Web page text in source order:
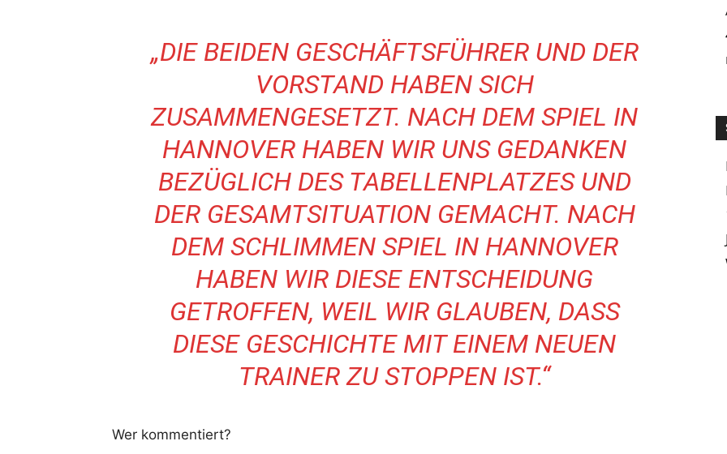
„DIE BEIDEN GESCHÄFTSFÜHRER UND DER
VORSTAND HABEN SICH
ZUSAMMENGESETZT. NACH DEM SPIEL IN
HANNOVER HABEN WIR UNS GEDANKEN
BEZÜGLICH DES TABELLENPLATZES UND
DER GESAMTSITUATION GEMACHT. NACH
DEM SCHLIMMEN SPIEL IN HANNOVER
HABEN WIR DIESE ENTSCHEIDUNG
GETROFFEN, WEIL WIR GLAUBEN, DASS
DIESE GESCHICHTE MIT EINEM NEUEN
TRAINER ZU STOPPEN IST.“
Wer kommentiert?